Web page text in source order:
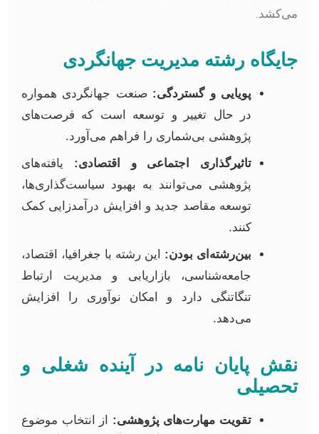
می‌کشد.
جایگاه رشته مدیریت جهانگردی
پویایی و گستردگی:صنعت جهانگردی همواره
در حال تغییر و توسعه است که فرصت‌های
پژوهشی بی‌شماری را فراهم می‌آورد.
تاثیرگذاری اجتماعی و اقتصادی:یافته‌های
پژوهشی می‌توانند به بهبود سیاست‌گذاری‌ها،
توسعه مقاصد جدید و افزایش درآمدزایی کمک
کنند.
بین‌رشته‌ای بودن:این رشته با جغرافیا، اقتصاد،
جامعه‌شناسی، بازاریابی و مدیریت ارتباط
تنگاتنگی دارد و امکان نوآوری را افزایش
می‌دهد.
نقش پایان نامه در آینده شغلی و
تحصیلی
تقویت مهارت‌های پژوهشی:از انتخاب موضوع